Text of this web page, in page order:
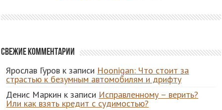
Свежие комментарии
Ярослав Гуров к записи Hoonigan: Что стоит за
страстью к безумным автомобилям и дрифту
Денис Маркин к записи Исправленному – верить?
Или как взять кредит с судимостью?